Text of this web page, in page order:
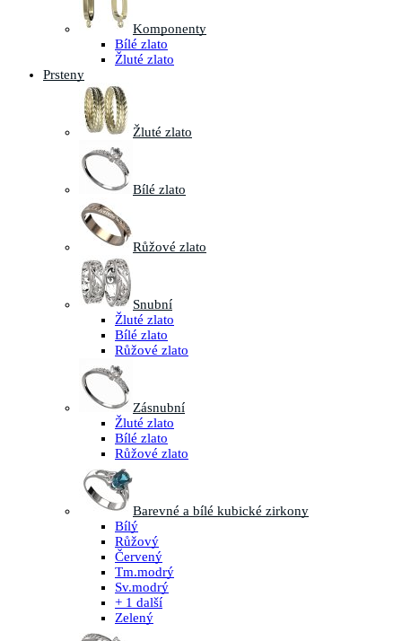
Komponenty
Bílé zlato
Žluté zlato
Prsteny
Žluté zlato
Bílé zlato
Růžové zlato
Snubní
Žluté zlato
Bílé zlato
Růžové zlato
Zásnubní
Žluté zlato
Bílé zlato
Růžové zlato
Barevné a bílé kubické zirkony
Bílý
Růžový
Červený
Tm.modrý
Sv.modrý
+ 1 další
Zelený